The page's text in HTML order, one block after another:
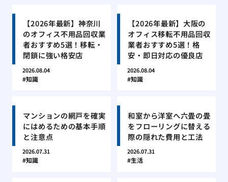
【2026年最新】神奈川
のオフィス不用品回収業
者おすすめ5選！移転・
閉鎖に強い格安店
2026.08.04
知識
【2026年最新】大阪の
オフィス移転不用品回収
業者おすすめ5選！格
安・即日対応の優良店
2026.08.04
知識
マンションの網戸を確実
にはめるための基本手順
と注意点
2026.07.31
知識
和室から洋室へ六畳の畳
をフローリングに替える
際の隠れた費用と工法
2026.07.31
生活